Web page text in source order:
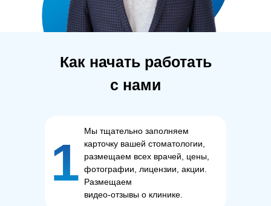
1
Мы тщательно заполняем
карточку вашей стоматологии,
размещаем всех врачей, цены,
фотографии, лицензии, акции.
Размещаем
видео-отзывы о клинике.
Как начать работать
с нами